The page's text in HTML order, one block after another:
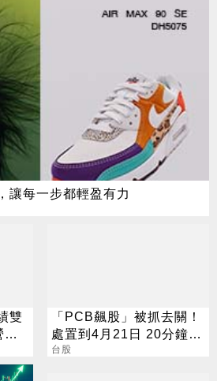
讓每一步都輕盈有力
雙
收
「PCB飆股」被抓去關！
處置到4月21日 20分鐘搓
合一次
台股